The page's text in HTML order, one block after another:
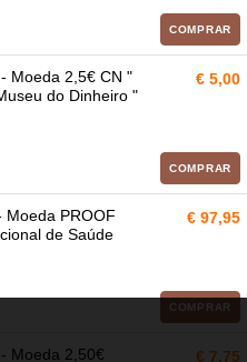
COMPRAR
Moeda 2,5€ CN "
do Dinheiro "
€ 5,00
COMPRAR
Moeda PROOF
de Saúde
€ 97,95
COMPRAR
Moeda 2,50€ € 7,75